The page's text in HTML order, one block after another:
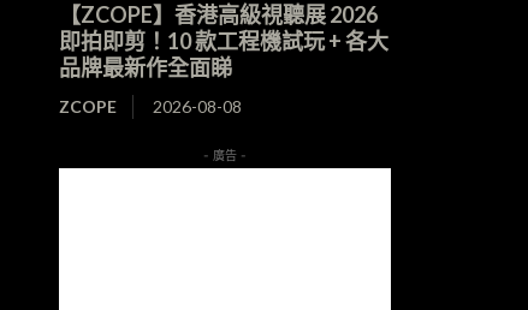
【ZCOPE】香港高級視聽展 2026
即拍即剪！10 款工程機試玩 + 各大
品牌最新作全面睇
ZCOPE 2026-08-08
- 廣告 -